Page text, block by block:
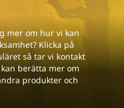
mer om hur vi kan
Klicka på
så tar vi kontakt
berätta mer om
produkter och